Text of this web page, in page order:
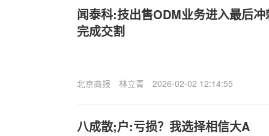
闻泰科:技出售ODM业务进入最后
完成交割
北京商报 林立青 2026-02-02 12:14:55
八成散;户:亏损？我选择相信大A